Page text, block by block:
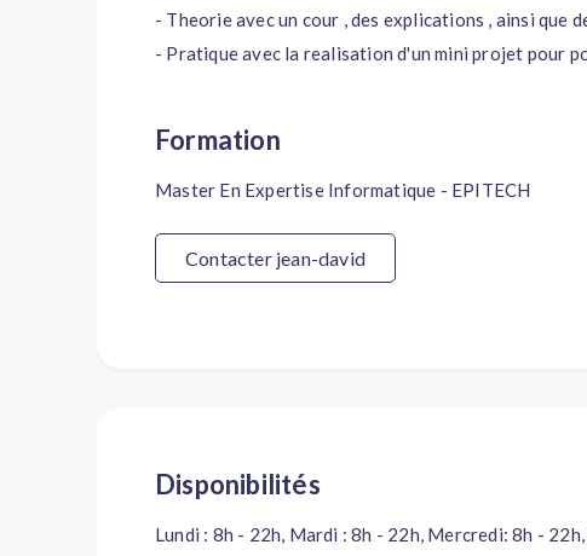
- Theorie avec un cour , des explications , ainsi que
- Pratique avec la realisation d'un mini projet pour
Formation
Master En Expertise Informatique - EPITECH
Contacter jean-david
Disponibilités
Lundi : 8h - 22h, Mardi : 8h - 22h, Mercredi: 8h -